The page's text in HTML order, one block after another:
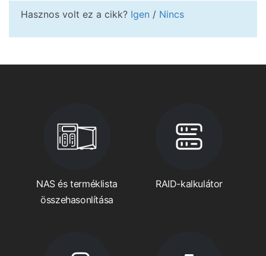
Hasznos volt ez a cikk? Igen / Nincs
NAS és terméklista
összehasonlítása
RAID-kalkulátor